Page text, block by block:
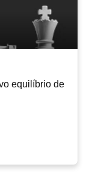
equilíbrio de